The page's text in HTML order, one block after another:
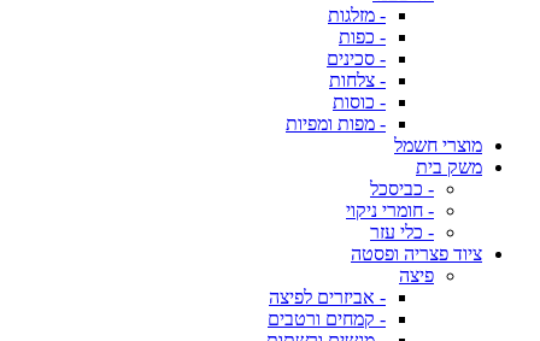
- מזלגות
- כפות
- סכינים
- צלחות
- כוסות
- מפות ומפיות
מוצרי חשמל
משק בית
- כביסכל
- חומרי ניקוי
- כלי עזר
ציוד פצריה ופסטה
פיצה
- אביזרים לפיצה
- קמחים ורטבים